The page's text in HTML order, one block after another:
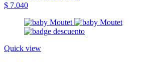
$ 7.040
Quick view